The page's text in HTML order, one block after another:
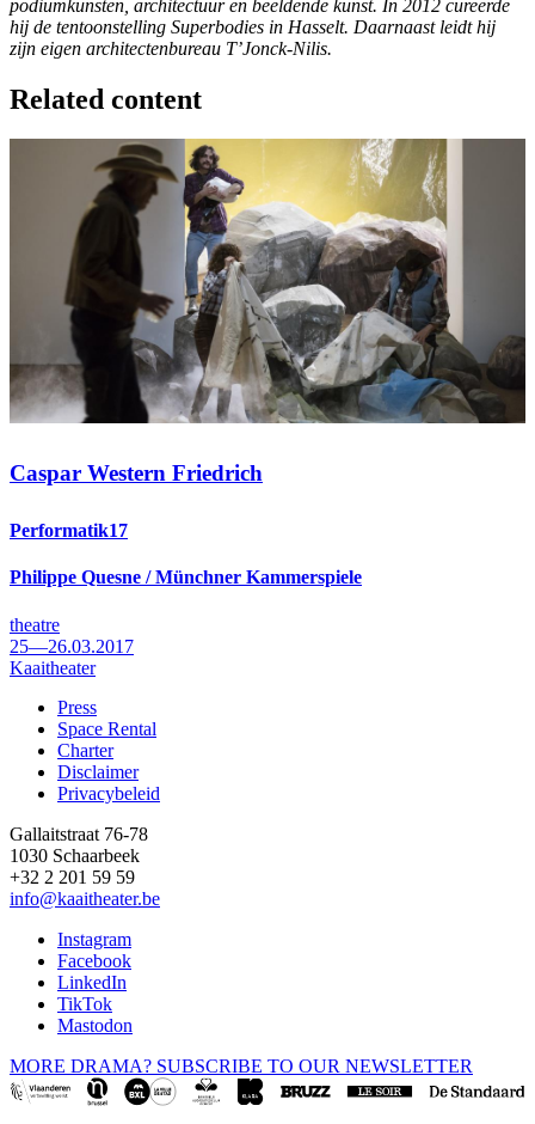
podiumkunsten, architectuur en beeldende kunst. In 2012 cureerde
hij de tentoonstelling Superbodies in Hasselt. Daarnaast leidt hij
zijn eigen architectenbureau T’Jonck-Nilis.
Related content
Caspar Western Friedrich
Performatik17
Philippe Quesne / Münchner Kammerspiele
theatre
25—26.03.2017
Kaaitheater
Footer
Press
Space Rental
Charter
Disclaimer
Privacybeleid
Gallaitstraat 76-78
1030 Schaarbeek
+32 2 201 59 59
info@kaaitheater.be
Instagram
Facebook
LinkedIn
TikTok
Mastodon
MORE DRAMA? SUBSCRIBE TO OUR NEWSLETTER